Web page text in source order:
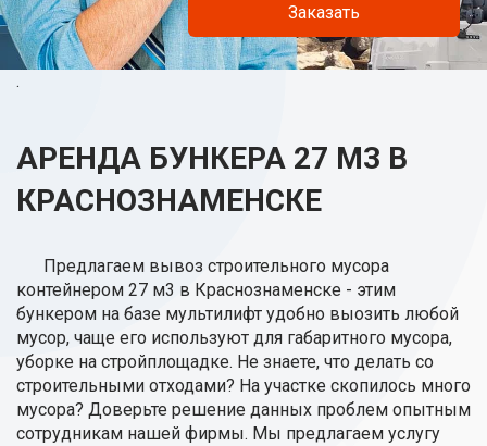
Заказать
.
АРЕНДА БУНКЕРА 27 М3 В
КРАСНОЗНАМЕНСКЕ
Предлагаем вывоз строительного мусора
контейнером 27 м3 в Краснознаменске - этим
бункером на базе мультилифт удобно выозить любой
мусор, чаще его используют для габаритного мусора,
уборке на стройплощадке. Не знаете, что делать со
строительными отходами? На участке скопилось много
мусора? Доверьте решение данных проблем опытным
сотрудникам нашей фирмы. Мы предлагаем услугу